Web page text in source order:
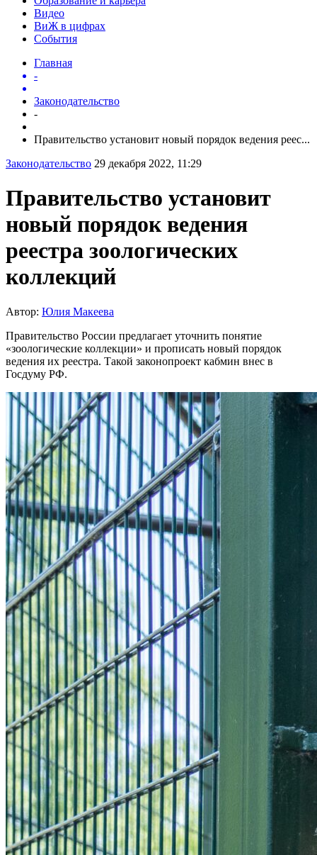
Видео
ВиЖ в цифрах
События
Главная
-
Законодательство
-
Правительство установит новый порядок ведения реес...
Законодательство 29 декабря 2022, 11:29
Правительство установит
новый порядок ведения
реестра зоологических
коллекций
Автор: Юлия Макеева
Правительство России предлагает уточнить понятие
«зоологические коллекции» и прописать новый порядок
ведения их реестра. Такой законопроект кабмин внес в
Госдуму РФ.